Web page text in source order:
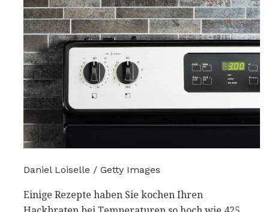
Daniel Loiselle / Getty Images
Einige Rezepte haben Sie kochen Ihren